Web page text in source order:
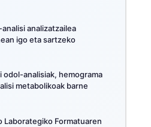
analizatzailea
igo eta sartzeko
odol-analisiak, hemograma
metabolikoak barne
Laborategiko Formatuaren